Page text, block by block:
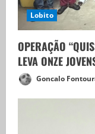
Lobito
OPERAÇÃO
LEVA ONZE
Goncalo